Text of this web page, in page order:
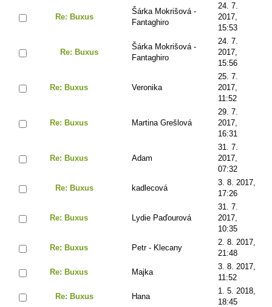
Re: Buxus
Šárka Mokrišová -
Fantaghiro
24. 7.
2017,
15:53
Re: Buxus
Šárka Mokrišová -
Fantaghiro
24. 7.
2017,
15:56
Re: Buxus Veronika
25. 7.
2017,
11:52
Re: Buxus Martina Grešlová
29. 7.
2017,
16:31
Re: Buxus Adam
31. 7.
2017,
07:32
Re: Buxus kadlecová
3. 8. 2017,
17:26
Re: Buxus Lydie Paďourová
31. 7.
2017,
10:35
Re: Buxus Petr - Klecany
2. 8. 2017,
21:48
Re: Buxus Majka
3. 8. 2017,
11:52
Re: Buxus Hana
1. 5. 2018,
18:45